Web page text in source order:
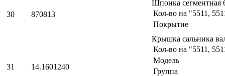
30 870813
Шпонка сегментная
Кол-во на "5511,
Покрытие
31 14.1601240
Крышка сальника
Кол-во на "5511,
Модель
Группа